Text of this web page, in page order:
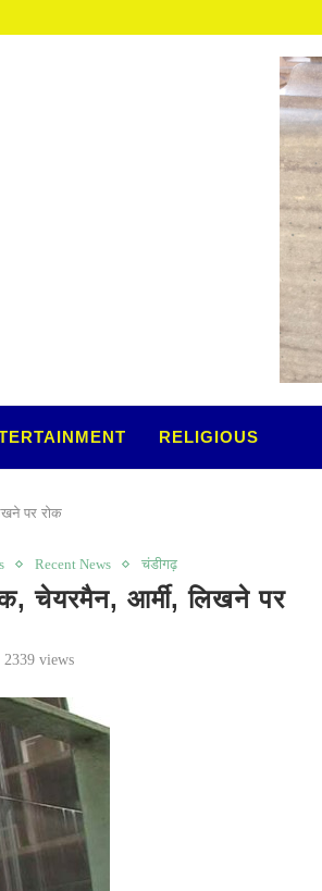
RELIGIOUS
पर रोक
Recent News चंडीगढ़
चेयरमैन, आर्मी, लिखने पर
2339 views